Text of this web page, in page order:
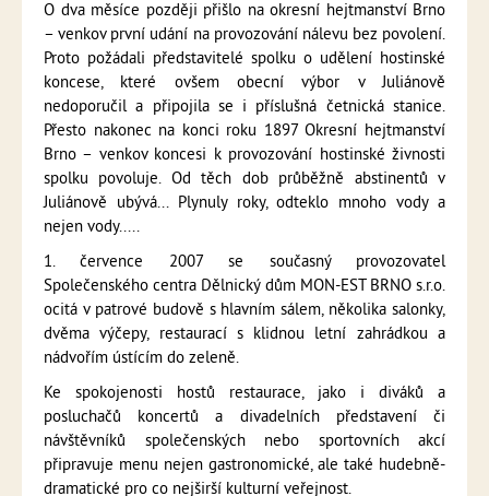
O dva měsíce později přišlo na okresní hejtmanství Brno
– venkov první udání na provozování nálevu bez povolení.
Proto požádali představitelé spolku o udělení hostinské
koncese, které ovšem obecní výbor v Juliánově
nedoporučil a připojila se i příslušná četnická stanice.
Přesto nakonec na konci roku 1897 Okresní hejtmanství
Brno – venkov koncesi k provozování hostinské živnosti
spolku povoluje. Od těch dob průběžně abstinentů v
Juliánově ubývá... Plynuly roky, odteklo mnoho vody a
nejen vody.....
1. července 2007 se současný provozovatel
Společenského centra Dělnický dům MON-EST BRNO s.r.o.
ocitá v patrové budově s hlavním sálem, několika salonky,
dvěma výčepy, restaurací s klidnou letní zahrádkou a
nádvořím ústícím do zeleně.
Ke spokojenosti hostů restaurace, jako i diváků a
posluchačů koncertů a divadelních představení či
návštěvníků společenských nebo sportovních akcí
připravuje menu nejen gastronomické, ale také hudebně-
dramatické pro co nejširší kulturní veřejnost.